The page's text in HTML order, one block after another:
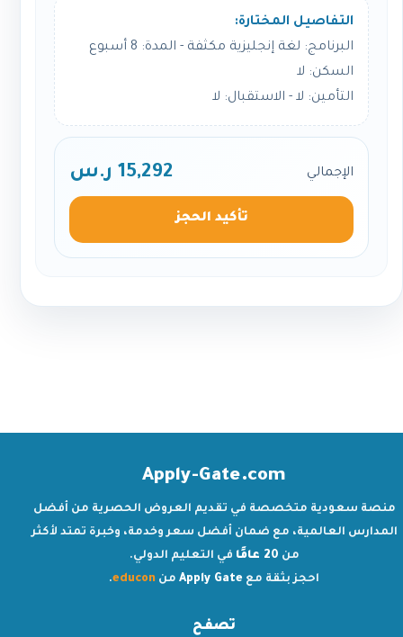
التفاصيل المختارة:
البرنامج: لغة إنجليزية مكثفة - المدة: 8 أسبوع
السكن: لا
التأمين: لا - الاستقبال: لا
الإجمالي 15,292 ر.س
تأكيد الحجز
Apply-Gate.com
منصة سعودية متخصصة في تقديم العروض الحصرية من أفضل
المدارس العالمية، مع ضمان أفضل سعر وخدمة، وخبرة تمتد لأكثر
من 20 عامًا
في التعليم الدولي.
احجز بثقة مع Apply Gate من educon
.
تصفح